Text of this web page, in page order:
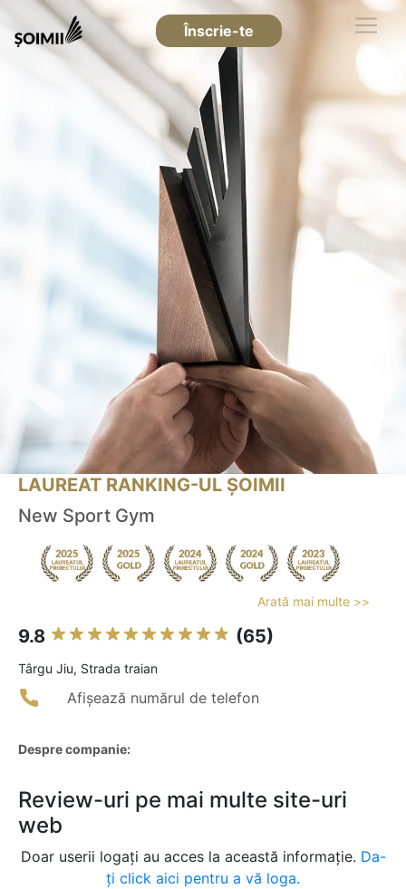
Înscrie-te
LAUREAT RANKING-UL ȘOIMII
New Sport Gym
Arată mai multe >>
9.8 (65)
Târgu Jiu, Strada traian
Afișează numărul de telefon
Despre companie:
Review-uri pe mai multe site-uri
web
Doar userii logați au acces la această informație. Da-
ți click aici pentru a vă loga.